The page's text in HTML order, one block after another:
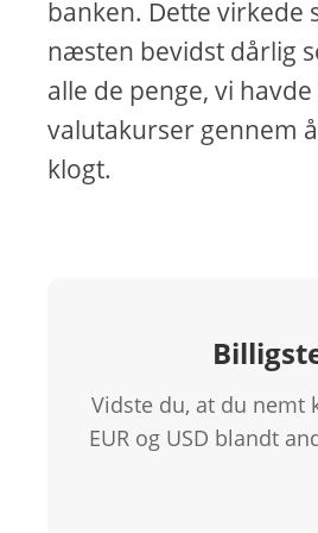
banken. Dette
næsten bevidst dårlig
alle de penge, vi
valutakurser gennem
klogt.
Vidste du, at du nemt
EUR og USD blandt